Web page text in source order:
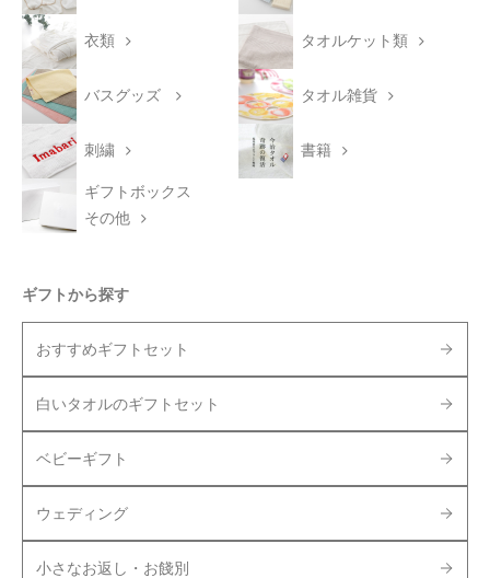
衣類 タオルケット類
バスグッズ タオル雑貨
刺繍 書籍
ギフトボックス
その他
ギフトから探す
おすすめギフトセット
白いタオルのギフトセット
ベビーギフト
ウェディング
小さなお返し・お餞別